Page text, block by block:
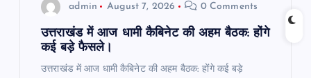
admin August 7, 2026 0 Comments
उत्तराखंड में आज धामी कैबिनेट की अहम बैठक: होंगे
कई बड़े फैसले।
उत्तराखंड में आज धामी कैबिनेट की अहम बैठक: होंगे कई बड़े